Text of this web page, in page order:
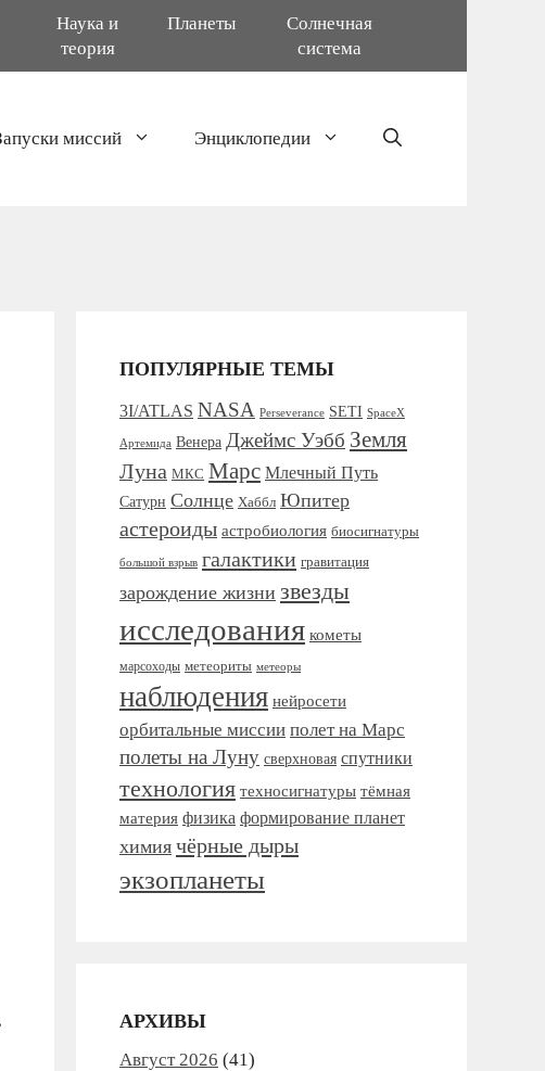
Наука и
теория
Планеты
Солнечная
система
миссий Энциклопедии
ПОПУЛЯРНЫЕ ТЕМЫ
3I/ATLAS NASA Perseverance SETI SpaceX
Артемида Венера Джеймс Уэбб Земля
Луна МКС Марс Млечный Путь
Сатурн Солнце Хаббл Юпитер
астероиды астробиология биосигнатуры
большой взрыв галактики гравитация
зарождение жизни звезды
исследования кометы
марсоходы метеориты метеоры
наблюдения нейросети
орбитальные миссии полет на Марс
полеты на Луну сверхновая спутники
технология техносигнатуры тёмная
материя физика формирование планет
химия чёрные дыры
экзопланеты
АРХИВЫ
Август 2026 (41)